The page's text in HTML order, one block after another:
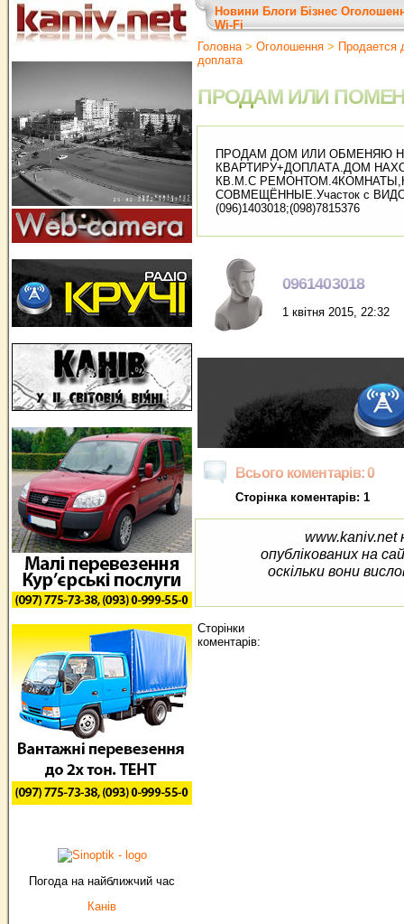
Погода на найближчий час
Канів
Новини Блоги Бізнес
Wi-Fi
Головна> Оголошення > Продается
доплата
ПРОДАМ ИЛИ
ПРОДАМ ДОМ ИЛИ ОБМЕНЯЮ
КВАРТИРУ+ДОПЛАТА.ДОМ
КВ.М.С
СОВМЕЩЁННЫЕ.Участок с
(096)1403018;(098)7815376
0961403018
1 квітня 2015, 22:32
Всього коментарів: 0
Сторінка коментарів: 1
www.kaniv.net
опублікованих на
оскільки вони
Сторінки
коментарів: